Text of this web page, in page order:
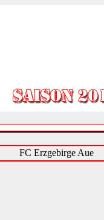
FC Erzgebirge Aue